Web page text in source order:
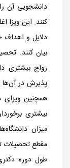
کنند. این ویزا
دلایل و
بیان کنند.
رواج بیشتری
پذیرش در آن‌ها
بیشتری
میزان
مقطع تحصیلات
طول دوره